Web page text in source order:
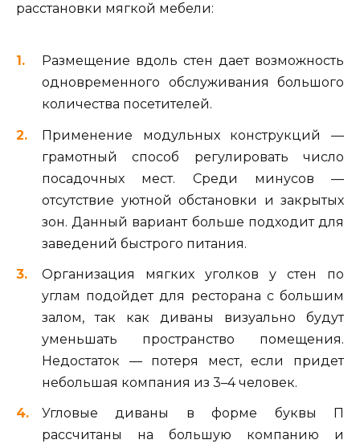
расстановки мягкой мебели:
Размещение вдоль стен дает возможность
одновременного обслуживания большого
количества посетителей.
Применение модульных конструкций —
грамотный способ регулировать число
посадочных мест. Среди минусов —
отсутствие уютной обстановки и закрытых
зон. Данный вариант больше подходит для
заведений быстрого питания.
Организация мягких уголков у стен по
углам подойдет для ресторана с большим
залом, так как диваны визуально будут
уменьшать пространство помещения.
Недостаток — потеря мест, если придет
небольшая компания из 3–4 человек.
Угловые диваны в форме буквы П
рассчитаны на большую компанию и